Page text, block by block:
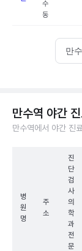
수
동
만
만수역 야간
만수역에서 야간 진
병
원
명
주
소
진
단
검
사
의
학
과
전
문